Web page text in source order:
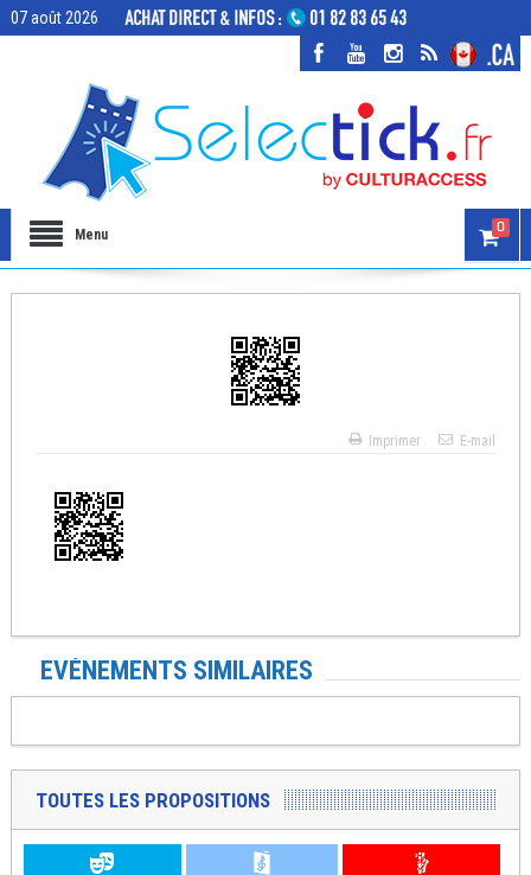
07 août 2026
Menu 0
Imprimer E-mail
EVÉNEMENTS SIMILAIRES
TOUTES LES PROPOSITIONS